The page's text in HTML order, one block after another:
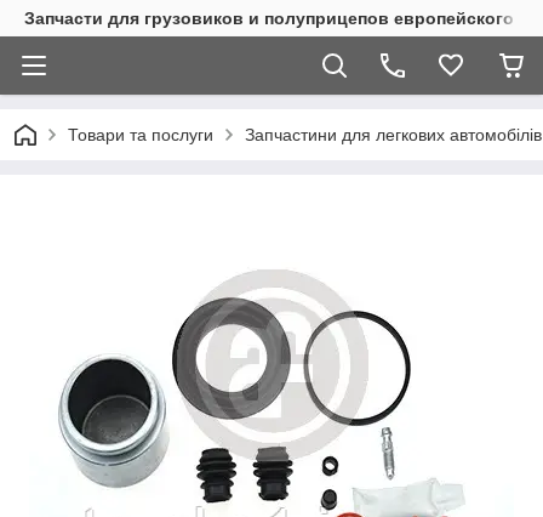
Запчасти для грузовиков и полуприцепов европейского
Товари та послуги Запчастини для легкових автомобілів